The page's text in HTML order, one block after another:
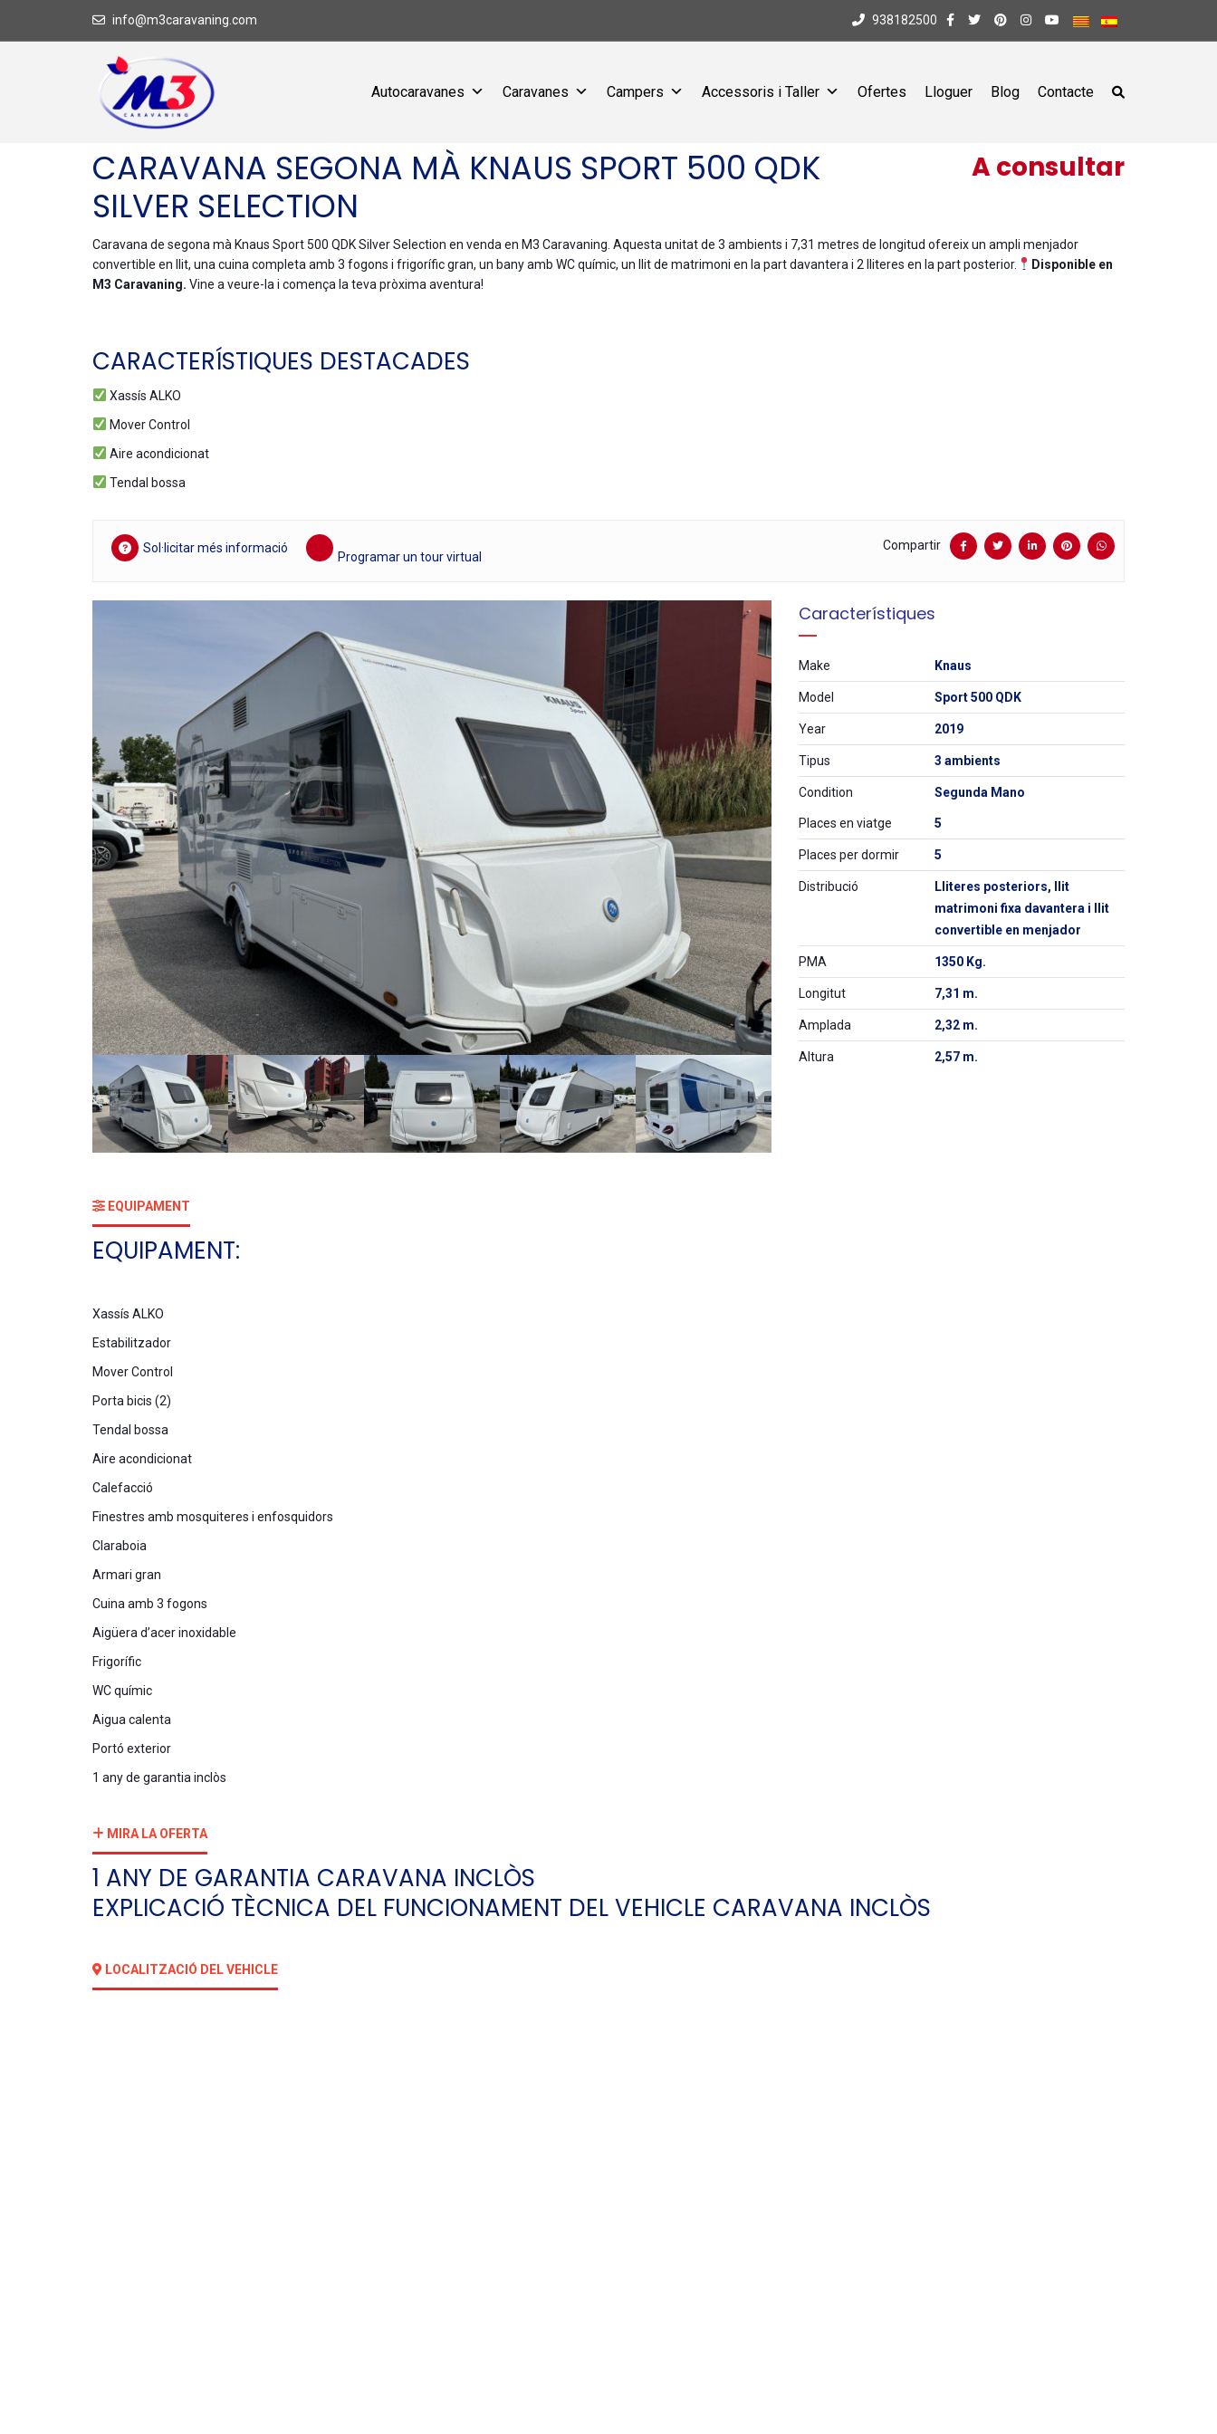
info@m3caravaning.com 938182500
Autocaravanes Caravanes Campers Accessoris i Taller Ofertes Lloguer Blog Contacte
CARAVANA SEGONA MÀ KNAUS SPORT 500 QDK
SILVER SELECTION
A consultar
Caravana de segona mà Knaus Sport 500 QDK Silver Selection en venda en M3 Caravaning. Aquesta unitat de 3 ambients i 7,31 metres de longitud ofereix un ampli menjador
convertible en llit, una cuina completa amb 3 fogons i frigorífic gran, un bany amb WC químic, un llit de matrimoni en la part davantera i 2 lliteres en la part posterior.
Disponible en
M3 Caravaning. Vine a veure-la i comença la teva pròxima aventura!
CARACTERÍSTIQUES DESTACADES
Xassís ALKO
Mover Control
Aire acondicionat
Tendal bossa
Sol·licitar més informació
Programar un tour virtual
Compartir
Característiques
Make Knaus
Model Sport 500 QDK
Year 2019
Tipus 3 ambients
Condition Segunda Mano
Places en viatge 5
Places per dormir 5
Distribució
Lliteres posteriors, llit
matrimoni fixa davantera i llit
convertible en menjador
PMA 1350 Kg.
Longitut 7,31 m.
Amplada 2,32 m.
Altura 2,57 m.
EQUIPAMENT
EQUIPAMENT:
Xassís ALKO
Estabilitzador
Mover Control
Porta bicis (2)
Tendal bossa
Aire acondicionat
Calefacció
Finestres amb mosquiteres i enfosquidors
Claraboia
Armari gran
Cuina amb 3 fogons
Aigüera d’acer inoxidable
Frigorífic
WC químic
Aigua calenta
Portó exterior
1 any de garantia inclòs
MIRA LA OFERTA
1 ANY DE GARANTIA CARAVANA INCLÒS
EXPLICACIÓ TÈCNICA DEL FUNCIONAMENT DEL VEHICLE CARAVANA INCLÒS
LOCALITZACIÓ DEL VEHICLE